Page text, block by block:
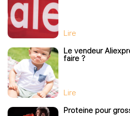
Lire
Le vendeur
faire ?
Lire
Proteine pour